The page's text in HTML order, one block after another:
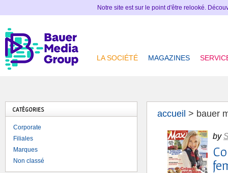
Notre site est sur le point d'être relooké.
LA SOCIÉTÉ MAGAZINES
accueil > bauer
by
CATÉGORIES
Corporate
Filiales
Marques
Non classé